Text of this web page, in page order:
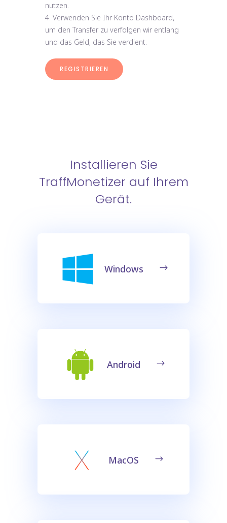
nutzen.
4. Verwenden Sie Ihr Konto Dashboard,
um den Transfer zu verfolgen wir entlang
und das Geld, das Sie verdient.
REGISTRIEREN
Installieren Sie
TraffMonetizer auf Ihrem
Gerät.
Windows
Android
MacOS